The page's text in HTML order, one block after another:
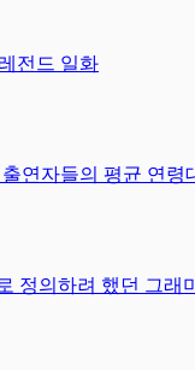
전드 일화
연자들의 평균 연령
정의하려 했던 그래미